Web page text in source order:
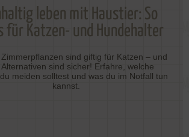
leben mit Haustier: So
für Katzen- und Hundehalter
sind giftig für Katzen – und
Alternativen sind sicher! Erfahre, welche
meiden solltest und was du im Notfall tun
kannst.